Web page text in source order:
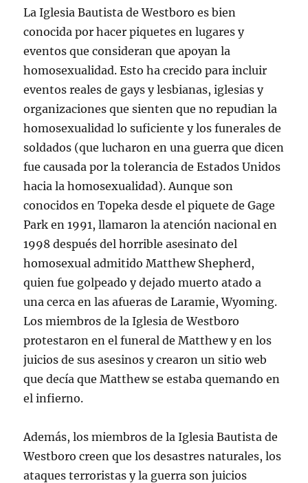
La Iglesia Bautista de Westboro es bien
conocida por hacer piquetes en lugares y
eventos que consideran que apoyan la
homosexualidad. Esto ha crecido para incluir
eventos reales de gays y lesbianas, iglesias y
organizaciones que sienten que no repudian la
homosexualidad lo suficiente y los funerales de
soldados (que lucharon en una guerra que dicen
fue causada por la tolerancia de Estados Unidos
hacia la homosexualidad). Aunque son
conocidos en Topeka desde el piquete de Gage
Park en 1991, llamaron la atención nacional en
1998 después del horrible asesinato del
homosexual admitido Matthew Shepherd,
quien fue golpeado y dejado muerto atado a
una cerca en las afueras de Laramie, Wyoming.
Los miembros de la Iglesia de Westboro
protestaron en el funeral de Matthew y en los
juicios de sus asesinos y crearon un sitio web
que decía que Matthew se estaba quemando en
el infierno.
Además, los miembros de la Iglesia Bautista de
Westboro creen que los desastres naturales, los
ataques terroristas y la guerra son juicios